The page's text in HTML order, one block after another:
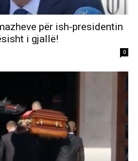
për ish-presidentin
i gjallë!
0